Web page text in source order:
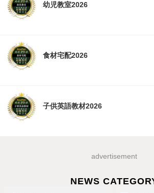
幼児教室2026
食材宅配2026
子供英語教材2026
advertisement
NEWS